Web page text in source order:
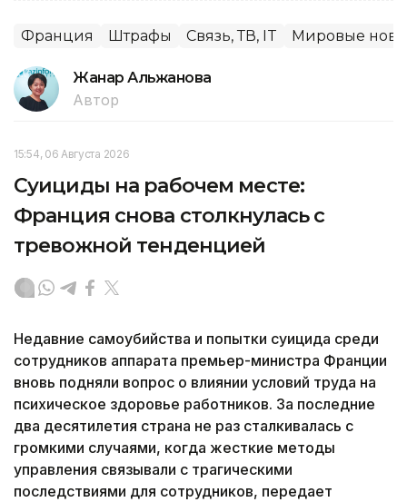
Франция Штрафы Связь, ТВ, IT Мировые
Жанар Альжанова
Автор
15:54, 06 Августа 2026
Суициды на рабочем месте:
Франция снова столкнулась с
тревожной тенденцией
Недавние самоубийства и попытки суицида среди
сотрудников аппарата премьер-министра Франции
вновь подняли вопрос о влиянии условий труда на
психическое здоровье работников. За последние
два десятилетия страна не раз сталкивалась с
громкими случаями, когда жесткие методы
управления связывали с трагическими
последствиями для сотрудников, передает